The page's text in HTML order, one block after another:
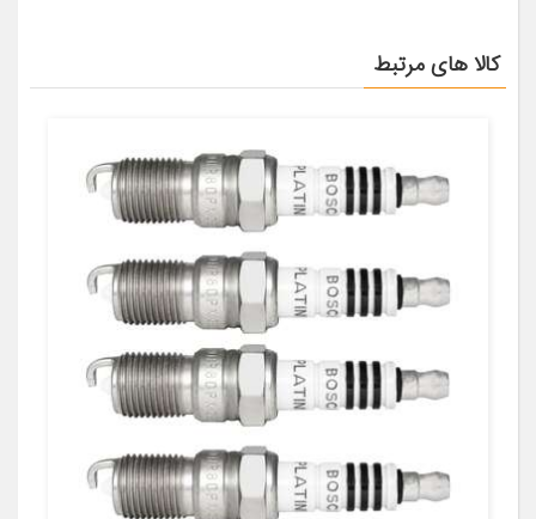
کالا های مرتبط